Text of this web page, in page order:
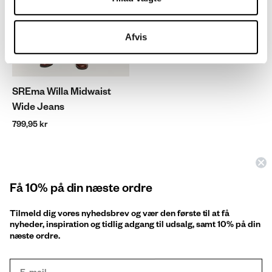
Afvis
SREma Willa Midwaist
Wide Jeans
799,95 kr
Om
Services
Kontakt
Få 10% på din næste ordre
Tilmeld dig vores nyhedsbrev og vær den første til at få
nyheder, inspiration og tidlig adgang til udsalg, samt 10% på din
næste ordre.